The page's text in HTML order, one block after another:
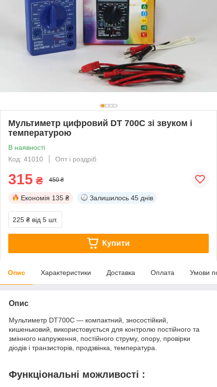
Мультиметр цифровий DT 700C зі звуком і
температурою
В наявності
Код: 41010
Опт і роздріб
315 ₴ 450 ₴
Економія 135 ₴ Залишилось 45 днів
225 ₴ від 5 шт.
Купити
Опис Характеристики Доставка Оплата Умови
Опис
Мультиметр DT700С — компактний, зносостійкий,
кишеньковий, використовується для контролю постійного та
змінного напруження, постійного струму, опору, провірки
діодів і транзисторів, продзвінка, температура.
Функціональні можливості :